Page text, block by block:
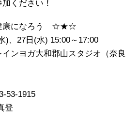
ください！
になろう ☆★☆
)、27日(水) 15:00～17:00
ンヨガ大和郡山スタジオ（奈良
53-1915
登